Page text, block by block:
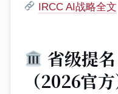
IRCC AI战略全文
省级提
（2026官方